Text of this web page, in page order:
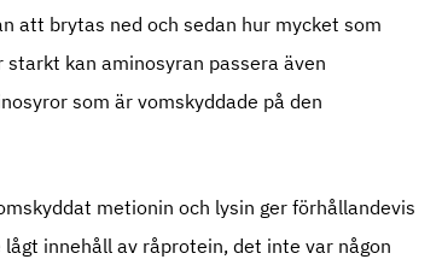
att brytas ned och sedan hur mycket som
kan aminosyran passera även
som är vomskyddade på den
metionin och lysin ger förhållandevis
innehåll av råprotein, det inte var någon